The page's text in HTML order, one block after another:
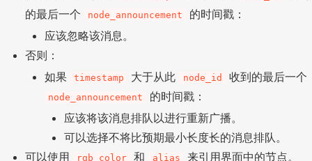
的最后一个
node_announcement
的时间戳：
应该忽略该消息。
否则：
如果
timestamp 大于从此 node_id 收到的最后一个
node_announcement
的时间戳：
应该将该消息排队以进行重新广播。
可以选择不将比预期最小长度长的消息排队。
可以使用
rgb_color 和 alias
来引用界面中的节点。